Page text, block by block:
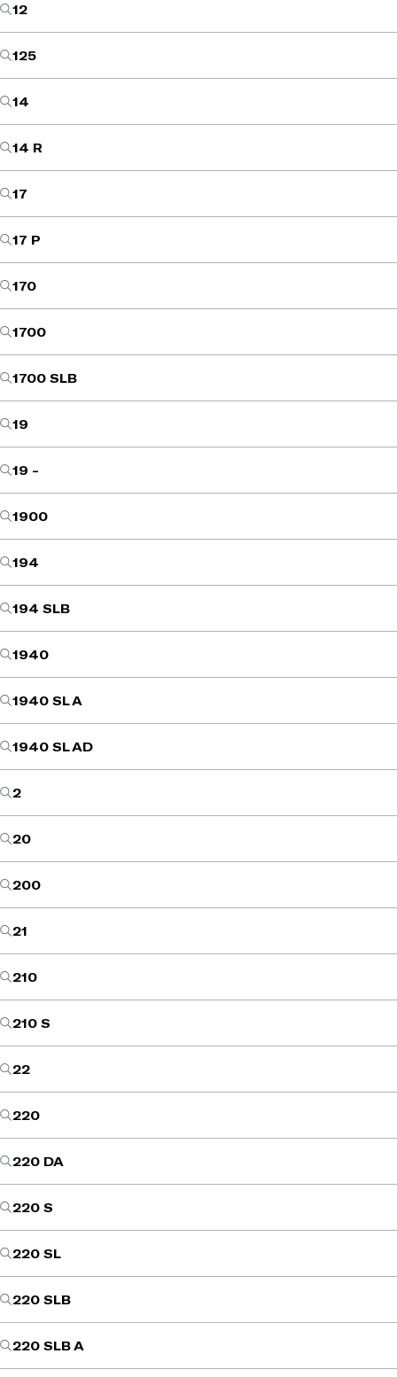
12
125
14
14 R
17
17 P
170
1700
1700 SLB
19
19 -
1900
194
194 SLB
1940
1940 SL A
1940 SL AD
2
20
200
21
210
210 S
22
220
220 DA
220 S
220 SL
220 SLB
220 SLB A